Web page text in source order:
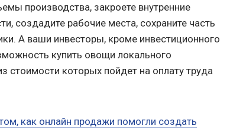
производства, закроете внутренние
создадите рабочие места, сохраните часть
А ваши инвесторы, кроме инвестиционного
купить овощи локального
стоимости которых пойдет на оплату труда
как онлайн продажи помогли создать